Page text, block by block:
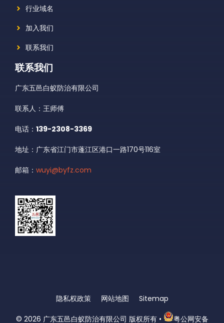
行业域名
加入我们
联系我们
联系我们
广东五邑白蚁防治有限公司
联系人：王师傅
电话： 139-2308-3369
地址：广东省江门市蓬江区港口一路170号116室
邮箱： wuyi@byfz.com
隐私权政策 网站地图 Sitemap
© 2026 广东五邑白蚁防治有限公司 版权所有• 粤公网安备